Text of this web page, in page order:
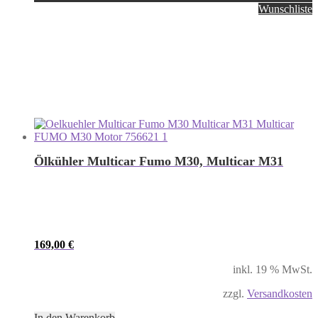
Wunschliste
Ölkühler Multicar Fumo M30, Multicar M31
169,00 €
inkl. 19 % MwSt.
zzgl. Versandkosten